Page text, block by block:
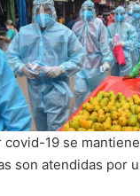
19 se
son atendidas por